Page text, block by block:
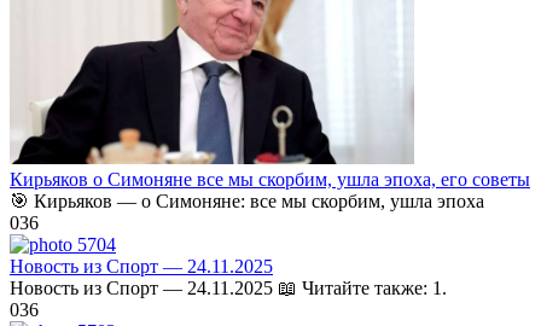
Кирьяков о Симоняне все мы скорбим, ушла эпоха, его советы
🎯 Кирьяков — о Симоняне: все мы скорбим, ушла эпоха
036
Новость из Спорт — 24.11.2025
Новость из Спорт — 24.11.2025 📖 Читайте также: 1.
036